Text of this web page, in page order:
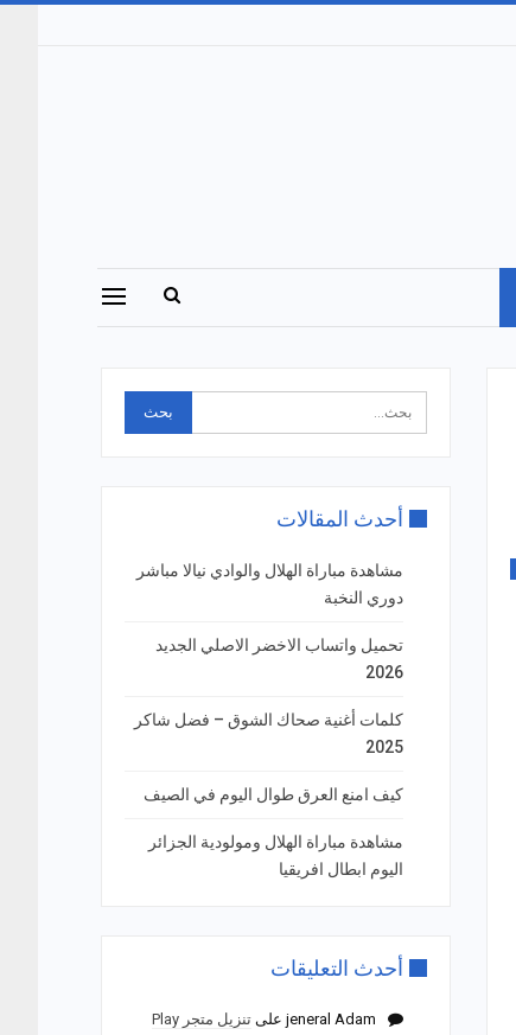
أحدث المقالات
مشاهدة مباراة الهلال والوادي نيالا مباشر
دوري النخبة
تحميل واتساب الاخضر الاصلي الجديد
2026
كلمات أغنية صحاك الشوق – فضل شاكر
2025
كيف امنع العرق طوال اليوم في الصيف
مشاهدة مباراة الهلال ومولودية الجزائر
اليوم ابطال افريقيا
أحدث التعليقات
jeneral Adamعلى
تنزيل متجر Play